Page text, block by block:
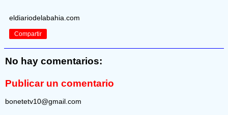
eldiariodelabahia.com
Compartir
No hay comentarios:
Publicar un comentario
bonetetv10@gmail.com